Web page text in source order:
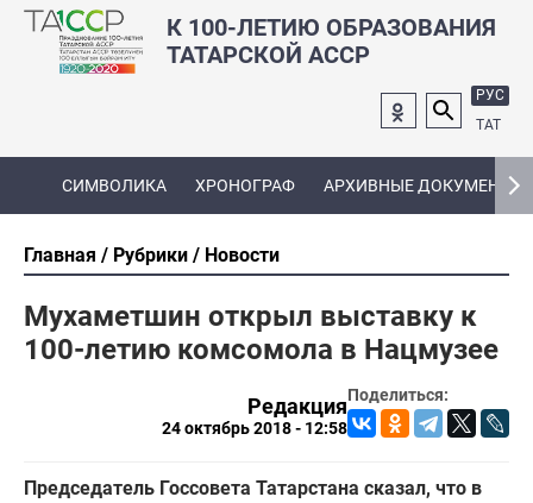
К 100-ЛЕТИЮ ОБРАЗОВАНИЯ
ТАТАРСКОЙ АССР
РУС
ТАТ
СИМВОЛИКА ХРОНОГРАФ АРХИВНЫЕ ДОКУМЕНТЫ
Главная Рубрики Новости
Мухаметшин открыл выставку к
100-летию комсомола в Нацмузее
Поделиться:
Редакция
24 октябрь 2018 - 12:58
Председатель Госсовета Татарстана сказал, что в